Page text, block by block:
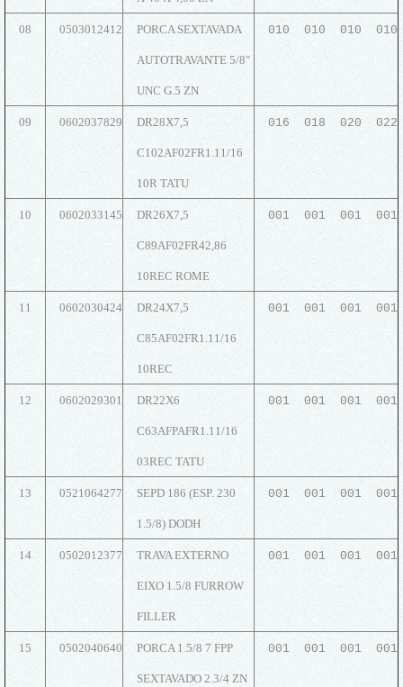
08 0503012412 PORCA SEXTAVADA
AUTOTRAVANTE 5/8"
UNC G.5 ZN
010 010 010 010
09 0602037829 DR28X7,5
C102AF02FR1.11/16
10R TATU
016 018 020 022
10 0602033145 DR26X7,5
C89AF02FR42,86
10REC ROME
001 001 001 001
11 0602030424 DR24X7,5
C85AF02FR1.11/16
10REC
001 001 001 001
12 0602029301 DR22X6
C63AFPAFR1.11/16
03REC TATU
001 001 001 001
13 0521064277 SEPD 186 (ESP. 230
1.5/8) DODH
001 001 001 001
14 0502012377 TRAVA EXTERNO
EIXO 1.5/8 FURROW
FILLER
001 001 001 001
15 0502040640 PORCA 1.5/8 7 FPP
SEXTAVADO 2.3/4 ZN
001 001 001 001